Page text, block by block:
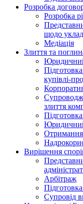
Розробка
Розробка
щодо
Медіація
Злиття та
купівлі-
злиття
Юридичний
Отримання
Вирішення
Арбітраж
Супровід